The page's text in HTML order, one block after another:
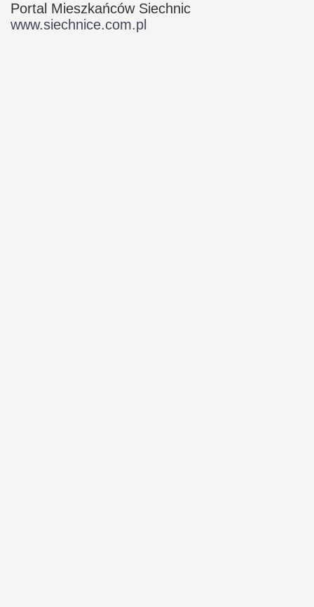
Portal Mieszkańców Siechnic
www.siechnice.com.pl